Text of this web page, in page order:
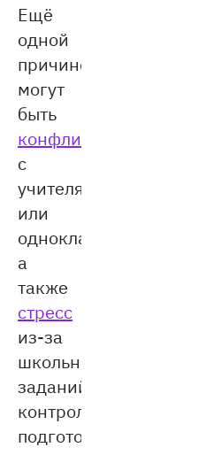
Ещё
одной
причиной
могут
быть
конфликты
с
учителями
или
одноклассниками,
а
также
стресс
из-за
школьных
заданий,
контрольных,
подготовки